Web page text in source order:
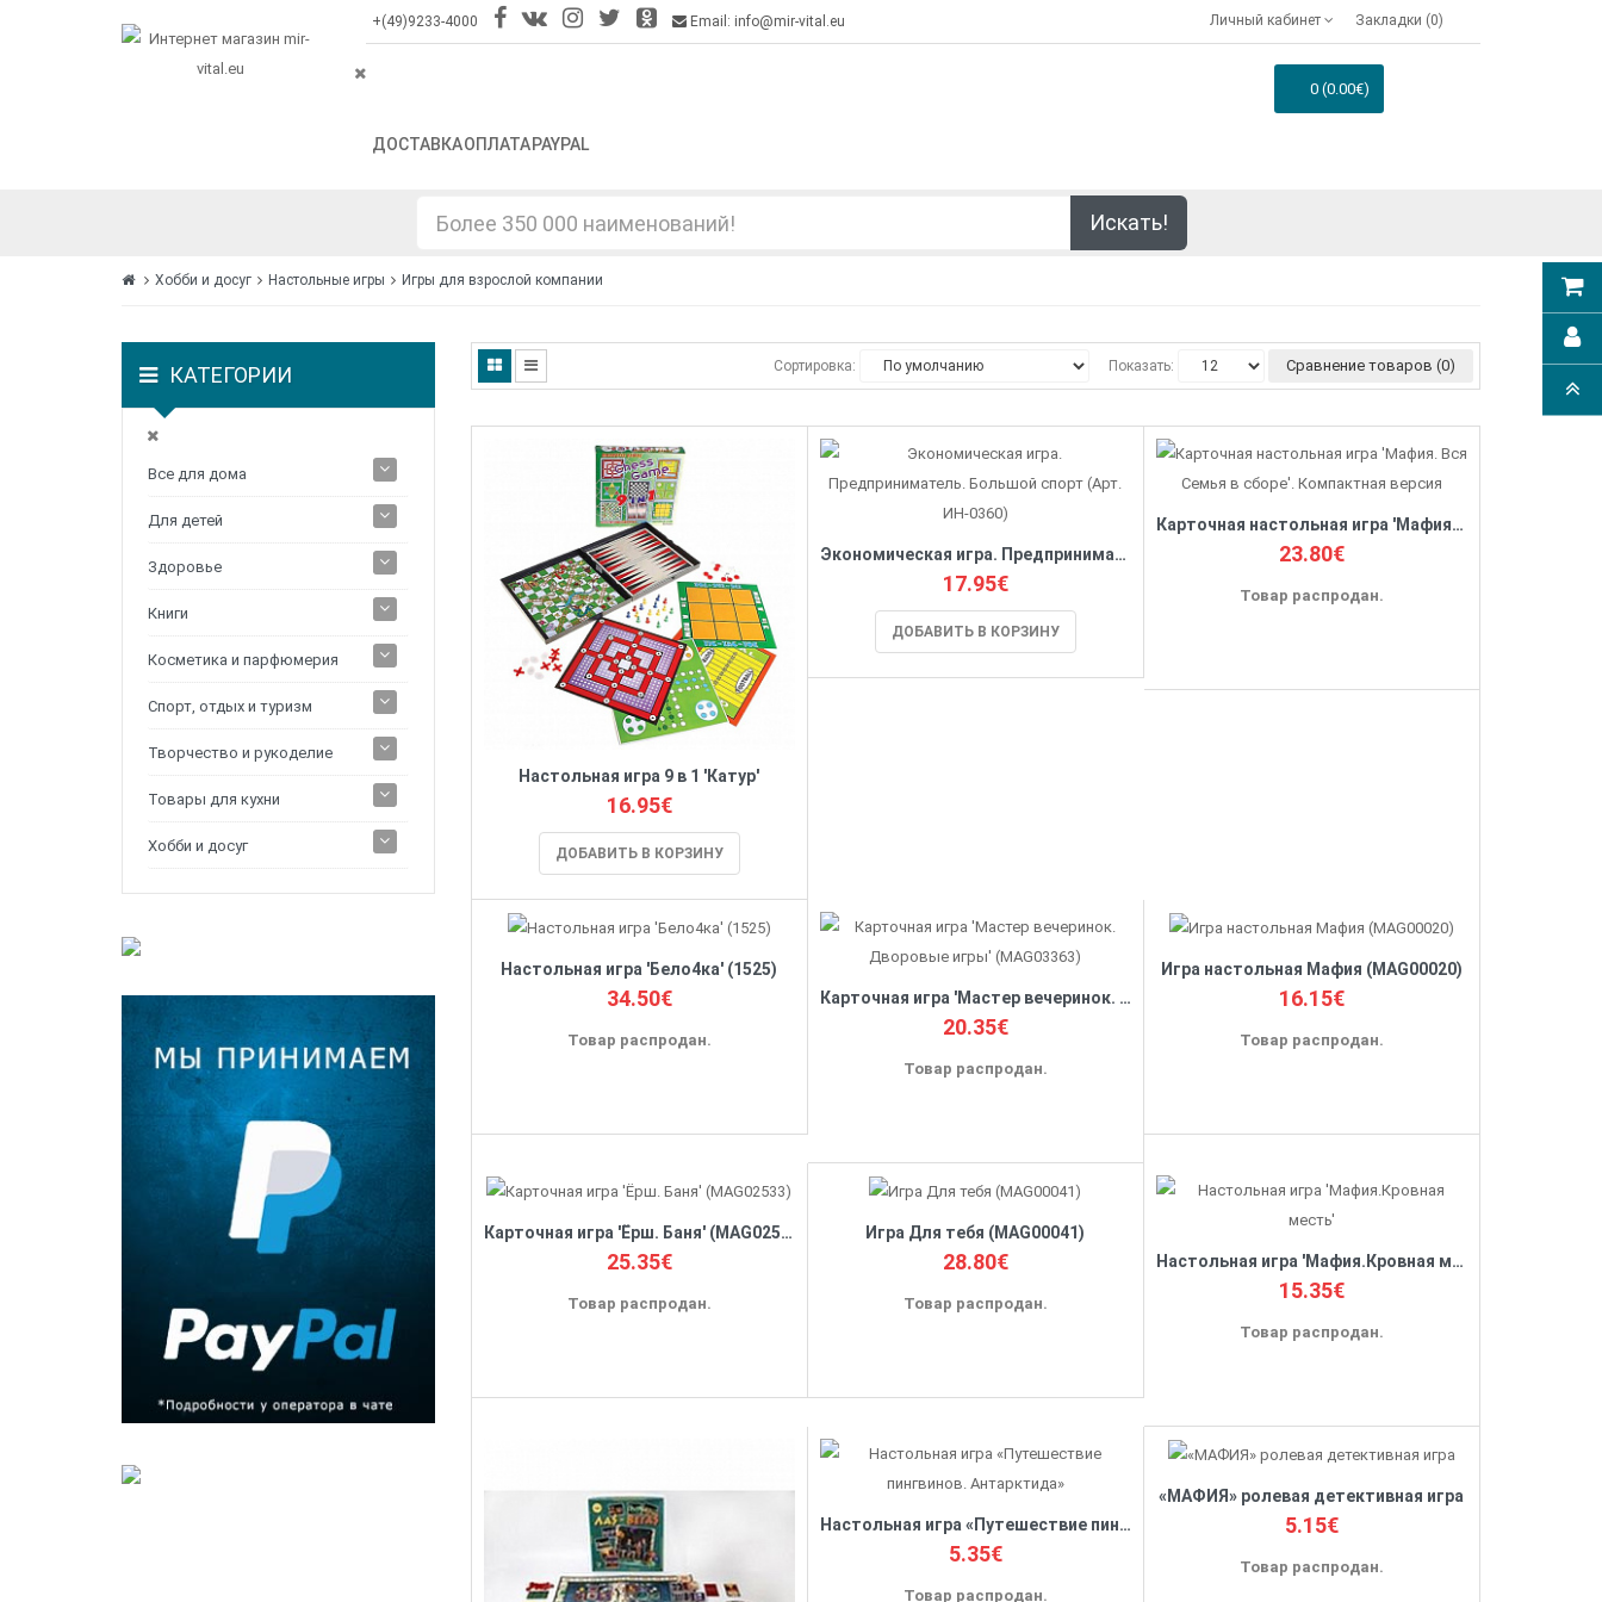
+(49)9233-4000 Email: info@mir-vital.eu Личный кабинет Закладки (0)
ДОСТАВКАОПЛАТАPAYPAL
0 (0.00€)
Искать!
Хобби и досуг Настольные игры Игры для взрослой компании
КАТЕГОРИИ
Все для дома
Для детей
Здоровье
Книги
Косметика и парфюмерия
Спорт, отдых и туризм
Творчество и рукоделие
Товары для кухни
Хобби и досуг
Сортировка: Показать: Сравнение товаров (0)
Настольная игра 9 в 1 'Катур'
16.95€
ДОБАВИТЬ В КОРЗИНУ
Экономическая игра. Предприниматель. Большой спорт (Арт. ИН-0360)
17.95€
ДОБАВИТЬ В КОРЗИНУ
Карточная настольная игра 'Мафия. Вся Семья в сборе'. Компактная версия
23.80€
Товар распродан.
Настольная игра 'Бело4ка' (1525)
34.50€
Товар распродан.
Карточная игра 'Мастер вечеринок. Дворовые игры' (MAG03363)
20.35€
Товар распродан.
Игра настольная Мафия (MAG00020)
16.15€
Товар распродан.
Карточная игра 'Ёрш. Баня' (MAG02533)
25.35€
Товар распродан.
Игра Для тебя (MAG00041)
28.80€
Товар распродан.
Настольная игра 'Мафия.Кровная месть'
15.35€
Товар распродан.
Настольная игра «Путешествие пингвинов. Антарктида»
5.35€
Товар распродан.
«МАФИЯ» ролевая детективная игра
5.15€
Товар распродан.